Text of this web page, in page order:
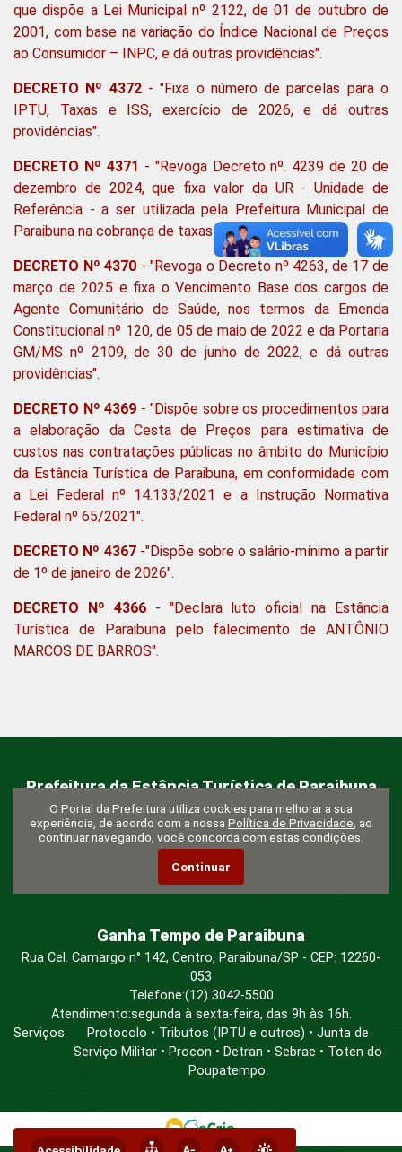
que dispõe a Lei Municipal nº 2122, de 01 de outubro de
2001, com base na variação do Índice Nacional de Preços
ao Consumidor – INPC, e dá outras providências".
DECRETO Nº 4372 - "Fixa o número de parcelas para o
IPTU, Taxas e ISS, exercício de 2026, e dá outras
providências".
DECRETO Nº 4371 - "Revoga Decreto nº. 4239 de 20 de
dezembro de 2024, que fixa valor da UR - Unidade de
Referência - a ser utilizada pela Prefeitura Municipal de
Paraibuna na cobrança de taxas no ano de 2026".
DECRETO Nº 4370 - "Revoga o Decreto nº 4263, de 17 de
março de 2025 e fixa o Vencimento Base dos cargos de
Agente Comunitário de Saúde, nos termos da Emenda
Constitucional nº 120, de 05 de maio de 2022 e da Portaria
GM/MS nº 2109, de 30 de junho de 2022, e dá outras
providências".
DECRETO Nº 4369 - "Dispõe sobre os procedimentos para
a elaboração da Cesta de Preços para estimativa de
custos nas contratações públicas no âmbito do Município
da Estância Turística de Paraibuna, em conformidade com
a Lei Federal nº 14.133/2021 e a Instrução Normativa
Federal nº 65/2021".
DECRETO Nº 4367 -"Dispõe sobre o salário-mínimo a partir
de 1º de janeiro de 2026".
DECRETO Nº 4366 - "Declara luto oficial na Estância
Turística de Paraibuna pelo falecimento de ANTÔNIO
MARCOS DE BARROS".
Prefeitura da Estância Turística de Paraibuna
Rua Humaitá, nº 20, Centro - Paraibuna/SP - CEP: 12260-053
E-mail:gabinete@paraibuna.sp.gov.br
Telefone: (12) 3042-5500
Atendimento: segunda à sexta-feira, das 8h às 12h e das 13h
às 17h.
Ganha Tempo de Paraibuna
Rua Cel. Camargo n° 142, Centro, Paraibuna/SP - CEP: 12260-
053
Telefone:(12) 3042-5500
Atendimento:segunda à sexta-feira, das 9h às 16h.
Serviços:
Protocolo • Tributos (IPTU e outros) • Junta de
Serviço Militar • Procon • Detran • Sebrae • Toten do
Poupatempo.
O Portal da Prefeitura utiliza cookies para melhorar a sua
experiência, de acordo com a nossa Política de Privacidade , ao
continuar navegando, você concorda com estas condições.
Continuar